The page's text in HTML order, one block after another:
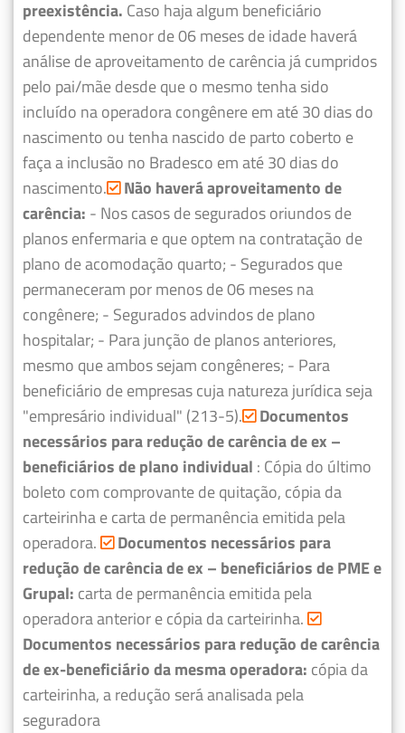
preexistência. Caso haja algum beneficiário
dependente menor de 06 meses de idade haverá
análise de aproveitamento de carência já cumpridos
pelo pai/mãe desde que o mesmo tenha sido
incluído na operadora congênere em até 30 dias do
nascimento ou tenha nascido de parto coberto e
faça a inclusão no Bradesco em até 30 dias do
nascimento. Não haverá aproveitamento de
carência: - Nos casos de segurados oriundos de
planos enfermaria e que optem na contratação de
plano de acomodação quarto; - Segurados que
permaneceram por menos de 06 meses na
congênere; - Segurados advindos de plano
hospitalar; - Para junção de planos anteriores,
mesmo que ambos sejam congêneres; - Para
beneficiário de empresas cuja natureza jurídica seja
"empresário individual" (213-5). Documentos
necessários para redução de carência de ex –
beneficiários de plano individual : Cópia do último
boleto com comprovante de quitação, cópia da
carteirinha e carta de permanência emitida pela
operadora.
Documentos necessários para
redução de carência de ex – beneficiários de PME e
Grupal: carta de permanência emitida pela
operadora anterior e cópia da carteirinha.
Documentos necessários para redução de carência
de ex-beneficiário da mesma operadora: cópia da
carteirinha, a redução será analisada pela
seguradora